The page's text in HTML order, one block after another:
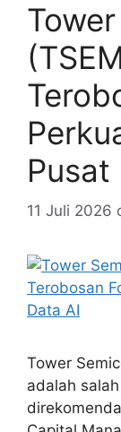
Pusat
11 Juli 2026
Tower
adalah